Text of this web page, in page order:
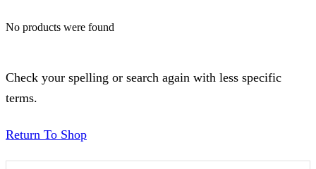
No products were found
Check your spelling or search again with less specific
terms.
Return To Shop